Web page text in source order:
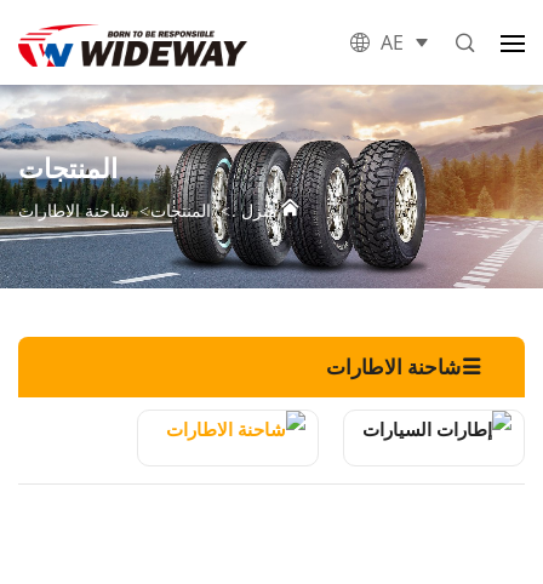
AE
المنتجات
منزل . المنتجات شاحنة الاطارات
شاحنة الاطارات